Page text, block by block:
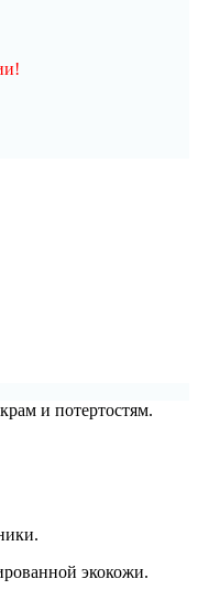
и потертостям.
экокожи.